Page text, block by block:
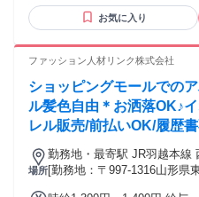
り判断） ・更新上限：有（
の上限なし） ※正社員登用
りますが、経歴やご活躍に
あります。 【昇給あり／年2回】 ▼役職手当：サブリーダー
月1万円、リーダー月3万円
給。 ▼職能手当：スキルグ
給。 ※半期に一度「バリュー評価／パフォーマンス評価」の2
軸で評価し、その他ランク
験 ◆広告代理店のBPO拠点
ンニング経験 ◆媒体社との関係構築経験
チアップ力が高く、スピーデ
メディアプランナー／Web
ー／Webマーケティング 等
たします。
お気に入り
ファッション人材リンク株式会社
ショッピングモールでの
ル髪色自由＊お洒落OK♪
レル販売/前払いOK/履歴
場所
勤務地・最寄駅 JR羽越本線
駅 車15分
[勤務地：〒997-1316山形県